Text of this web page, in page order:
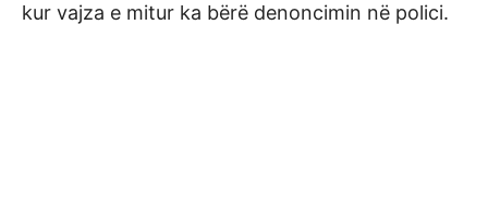
kur vajza e mitur ka bërë denoncimin në polici.